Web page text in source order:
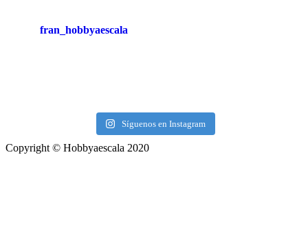
fran_hobbyaescala
Síguenos en Instagram
Copyright © Hobbyaescala 2020